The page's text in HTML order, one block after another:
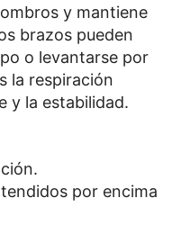
y mantiene
brazos pueden
o levantarse por
la respiración
y la estabilidad.
por encima